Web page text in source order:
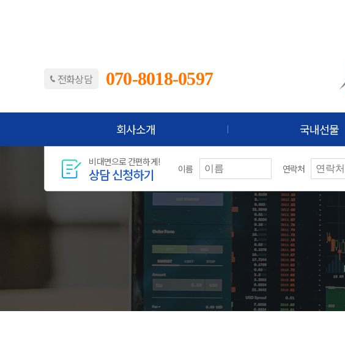
전화상담 070-8018-0597
회사소개 국내선물
비대면으로 간편하게!
상담 신청하기 이름 연락처